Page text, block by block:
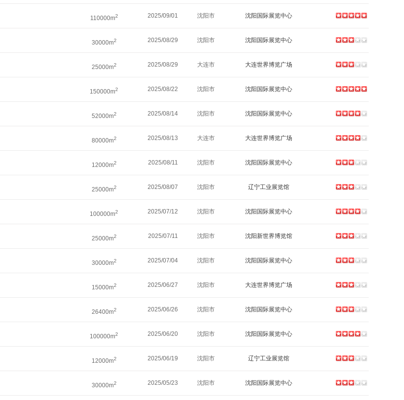
110000m2 2025/09/01 沈阳市 沈阳国际展览中心
30000m2 2025/08/29 沈阳市 沈阳国际展览中心
25000m2 2025/08/29 大连市 大连世界博览广场
150000m2 2025/08/22 沈阳市 沈阳国际展览中心
52000m2 2025/08/14 沈阳市 沈阳国际展览中心
80000m2 2025/08/13 大连市 大连世界博览广场
12000m2 2025/08/11 沈阳市 沈阳国际展览中心
25000m2 2025/08/07 沈阳市 辽宁工业展览馆
100000m2 2025/07/12 沈阳市 沈阳国际展览中心
25000m2 2025/07/11 沈阳市 沈阳新世界博览馆
30000m2 2025/07/04 沈阳市 沈阳国际展览中心
15000m2 2025/06/27 沈阳市 大连世界博览广场
26400m2 2025/06/26 沈阳市 沈阳国际展览中心
100000m2 2025/06/20 沈阳市 沈阳国际展览中心
12000m2 2025/06/19 沈阳市 辽宁工业展览馆
30000m2 2025/05/23 沈阳市 沈阳国际展览中心